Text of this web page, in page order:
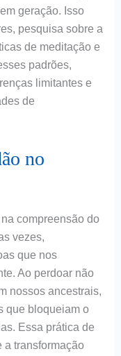
geração. Isso
pesquisa sobre a
de meditação e
padrões,
limitantes e
de
no
compreensão do
vezes,
que nos
Ao perdoar não
nossos ancestrais,
que bloqueiam o
Essa prática de
a transformação